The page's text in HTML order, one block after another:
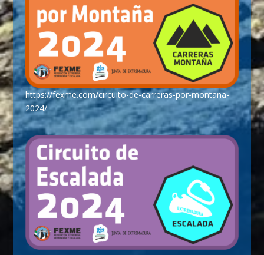
https://fexme.com/circuito-de-carreras-por-montana-
2024/